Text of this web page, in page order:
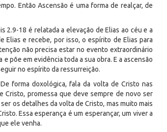
Então Ascensão é uma forma de realçar, de
2.9-18 é relatada a elevação de Elias ao céu e a
Elias e recebe, por isso, o espírito de Elias para
não precisa estar no evento extraordinário
põe em evidência toda a sua obra. E a ascensão
no espírito da ressurreição.
forma doxológica, fala da volta de Cristo nas
Cristo, promessa que deve sempre de novo ser
os detalhes da volta de Cristo, mas muito mais
Essa esperança é um esperançar, um viver a
ele venha.